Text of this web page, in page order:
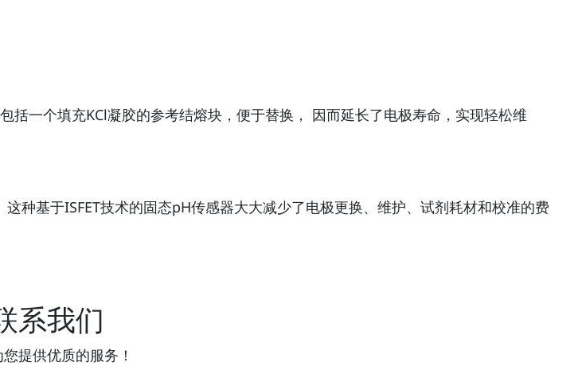
一个填充KCl凝胶的参考结熔块，便于替换， 因而延长了电极寿命，实现轻松维
种基于ISFET技术的固态pH传感器大大减少了电极更换、维护、试剂耗材和校准的费
系我们
提供优质的服务！